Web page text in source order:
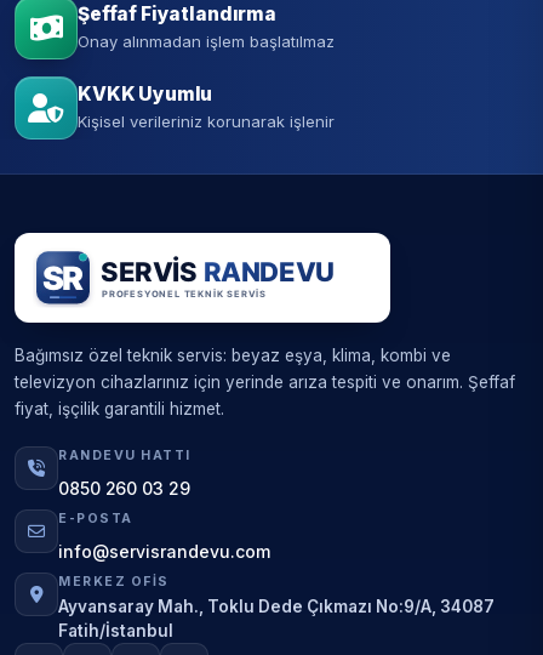
Şeffaf Fiyatlandırma
Onay alınmadan işlem başlatılmaz
KVKK Uyumlu
Kişisel verileriniz korunarak işlenir
Bağımsız özel teknik servis: beyaz eşya, klima, kombi ve
televizyon cihazlarınız için yerinde arıza tespiti ve onarım. Şeffaf
fiyat, işçilik garantili hizmet.
RANDEVU HATTI
0850 260 03 29
E-POSTA
info@servisrandevu.com
MERKEZ OFIS
Ayvansaray Mah., Toklu Dede Çıkmazı No:9/A, 34087
Fatih/İstanbul